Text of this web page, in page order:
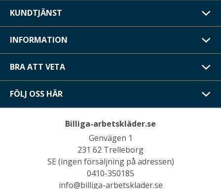
KUNDTJÄNST
INFORMATION
BRA ATT VETA
FÖLJ OSS HÄR
Billiga-arbetskläder.se
Genvägen 1
231 62 Trelleborg
SE (ingen försäljning på adressen)
0410-350185
info@billiga-arbetsklader.se